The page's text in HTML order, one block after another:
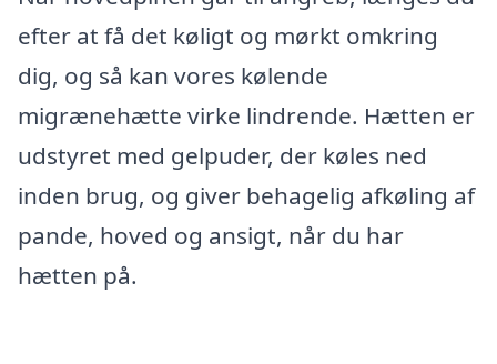
efter at få det køligt og mørkt omkring
dig, og så kan vores kølende
migrænehætte virke lindrende. Hætten er
udstyret med gelpuder, der køles ned
inden brug, og giver behagelig afkøling af
pande, hoved og ansigt, når du har
hætten på.